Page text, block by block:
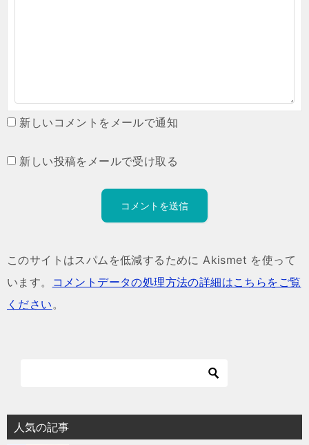
新しいコメントをメールで通知
新しい投稿をメールで受け取る
このサイトはスパムを低減するために Akismet を使って
います。
コメントデータの処理方法の詳細はこちらをご覧
ください 。
人気の記事